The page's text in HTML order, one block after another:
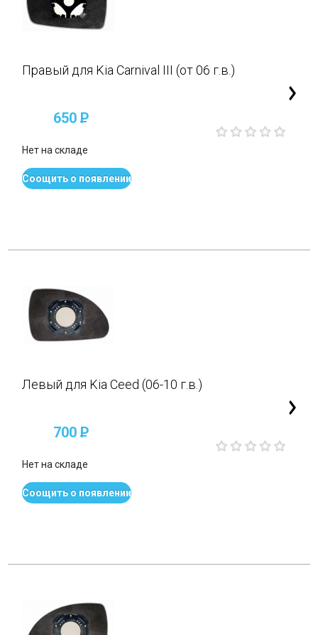
Правый для Kia Carnival III (от 06 г.в.)
650P
Нет на складе
Соощить о появлении
Левый для Kia Ceed (06-10 г.в.)
700P
Нет на складе
Соощить о появлении